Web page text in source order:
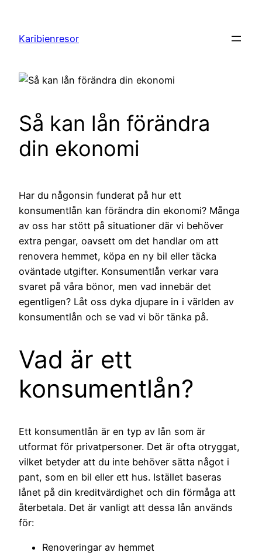
innehåll
Karibienresor
Så kan lån förändra
din ekonomi
Har du någonsin funderat på hur ett
konsumentlån kan förändra din ekonomi? Många
av oss har stött på situationer där vi behöver
extra pengar, oavsett om det handlar om att
renovera hemmet, köpa en ny bil eller täcka
oväntade utgifter. Konsumentlån verkar vara
svaret på våra bönor, men vad innebär det
egentligen? Låt oss dyka djupare in i världen av
konsumentlån och se vad vi bör tänka på.
Vad är ett
konsumentlån?
Ett konsumentlån är en typ av lån som är
utformat för privatpersoner. Det är ofta otryggat,
vilket betyder att du inte behöver sätta något i
pant, som en bil eller ett hus. Istället baseras
lånet på din kreditvärdighet och din förmåga att
återbetala. Det är vanligt att dessa lån används
för:
Renoveringar av hemmet